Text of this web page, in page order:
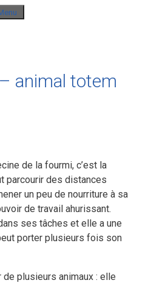
animal totem
de la fourmi, c’est la
parcourir des distances
un peu de nourriture à sa
de travail ahurissant.
ses tâches et elle a une
porter plusieurs fois son
plusieurs animaux : elle